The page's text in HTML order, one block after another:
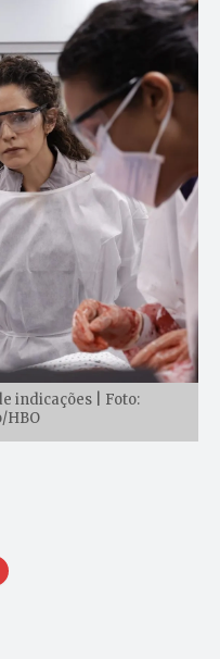
indicações | Foto:
HBO